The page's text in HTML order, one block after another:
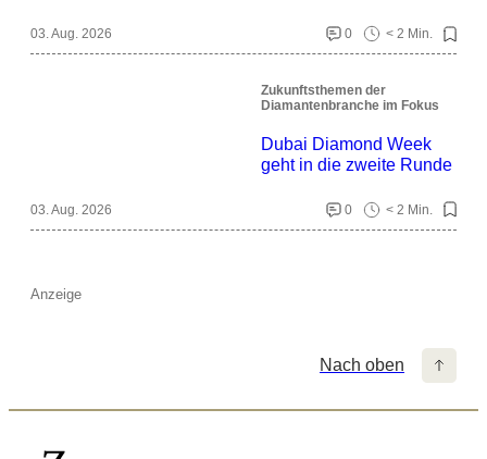
03. Aug. 2026 0 < 2 Min.
Zukunftsthemen der
Diamantenbranche im Fokus
Dubai Diamond Week
geht in die zweite Runde
03. Aug. 2026 0 < 2 Min.
Anzeige
Nach oben